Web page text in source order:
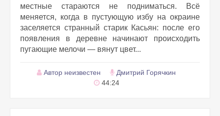
местные стараются не подниматься. Всё
меняется, когда в пустующую избу на окраине
заселяется странный старик Касьян: после его
появления в деревне начинают происходить
пугающие мелочи — вянут цвет...
Автор неизвестен
Дмитрий Горячкин
44:24